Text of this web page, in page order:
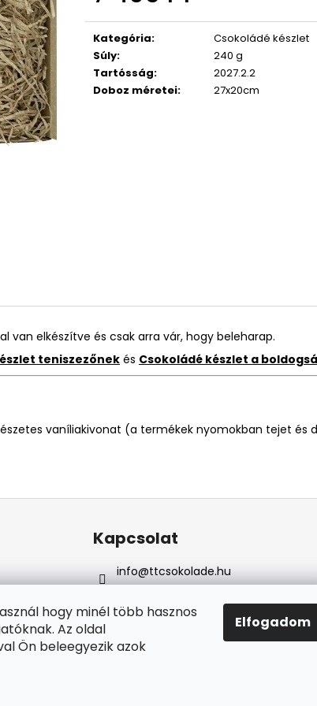
hogy minél több hasznos
Az oldal
Ön beleegyezik azok
Elfogadom
Kategória:
Csokoládé készlet
Súly:
240 g
Tartósság:
2027.2.2
Doboz méretei: 27x20cm
van elkészítve és csak arra vár, hogy beleharap.
teniszezőnek és Csokoládé készlet a
vaníliakivonat (a termékek nyomokban tejet és
Kapcsolat
info@ttcsokolade.hu
+36 302091716
Csokoládé szerszámok